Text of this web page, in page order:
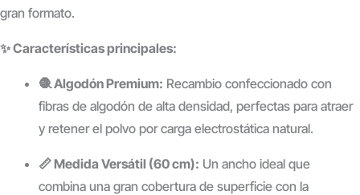
gran formato.
✨ Características principales:
🧶 Algodón Premium: Recambio confeccionado con
fibras de algodón de alta densidad, perfectas para atraer
y retener el polvo por carga electrostática natural.
📏 Medida Versátil (60 cm): Un ancho ideal que
combina una gran cobertura de superficie con la